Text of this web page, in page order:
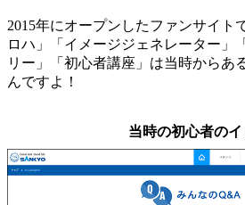
2015年にオープンしたファンサイト
ロハ」「イメージジェネレーター」「
リー」「初心者講座」は当時からあ
んですよ！
当時の初心者の